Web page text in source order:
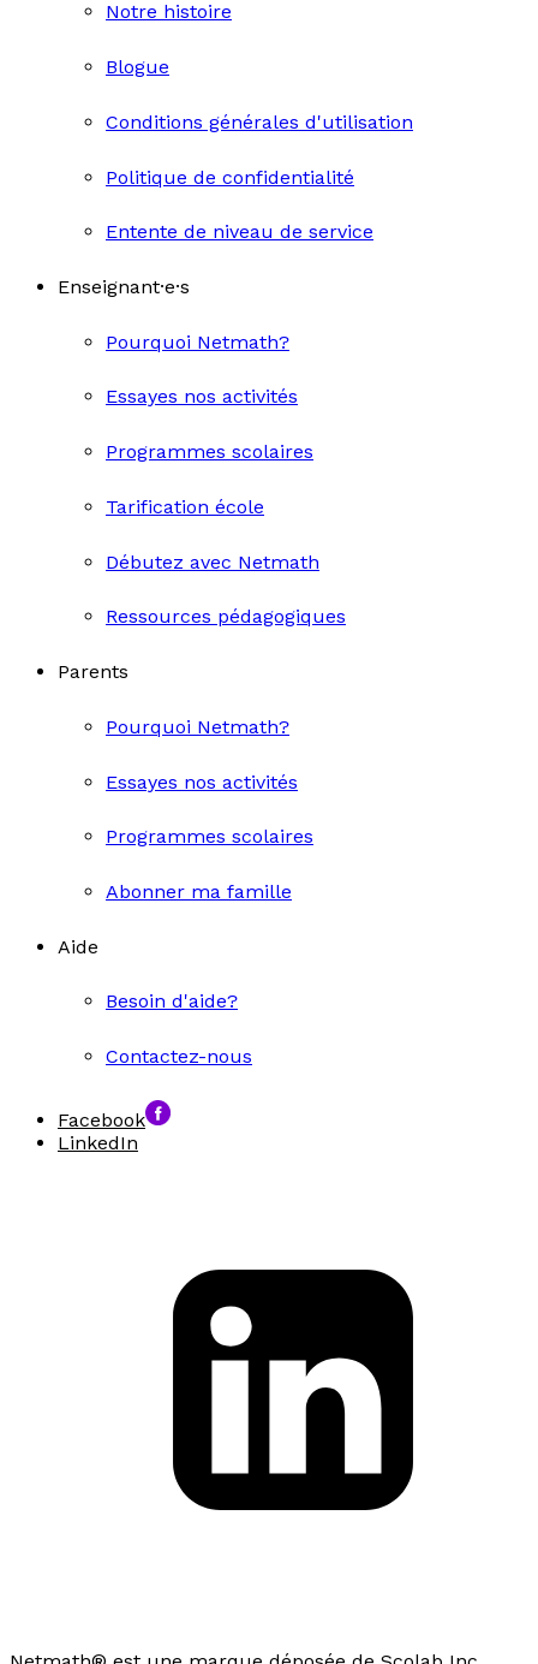
Notre histoire
Blogue
Conditions générales d'utilisation
Politique de confidentialité
Entente de niveau de service
Enseignant·e·s
Pourquoi Netmath?
Essayes nos activités
Programmes scolaires
Tarification école
Débutez avec Netmath
Ressources pédagogiques
Parents
Pourquoi Netmath?
Essayes nos activités
Programmes scolaires
Abonner ma famille
Aide
Besoin d'aide?
Contactez-nous
Facebook
LinkedIn